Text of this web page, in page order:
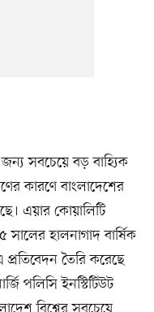
সবচেয়ে বড় বাহ্যিক
কারণে বাংলাদেশের
এয়ার কোয়ালিটি
হালনাগাদ বার্ষিক
তৈরি করেছে
পলিসি ইনস্টিটিউট